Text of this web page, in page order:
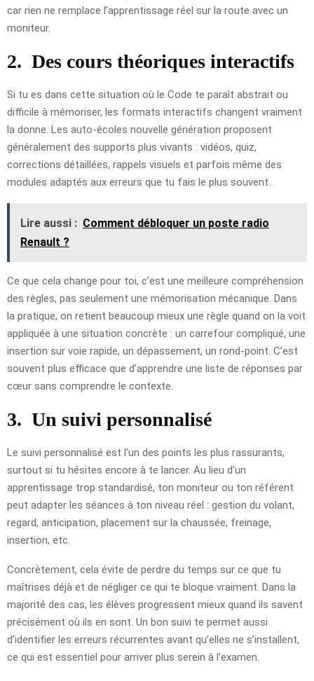
car rien ne remplace l’apprentissage réel sur la route avec un
moniteur.
2. Des cours théoriques interactifs
Si tu es dans cette situation où le Code te paraît abstrait ou
difficile à mémoriser, les formats interactifs changent vraiment
la donne. Les auto-écoles nouvelle génération proposent
généralement des supports plus vivants : vidéos, quiz,
corrections détaillées, rappels visuels et parfois même des
modules adaptés aux erreurs que tu fais le plus souvent.
Lire aussi : Comment débloquer un poste radio
Renault ?
Ce que cela change pour toi, c’est une meilleure compréhension
des règles, pas seulement une mémorisation mécanique. Dans
la pratique, on retient beaucoup mieux une règle quand on la voit
appliquée à une situation concrète : un carrefour compliqué, une
insertion sur voie rapide, un dépassement, un rond-point. C’est
souvent plus efficace que d’apprendre une liste de réponses par
cœur sans comprendre le contexte.
3. Un suivi personnalisé
Le suivi personnalisé est l’un des points les plus rassurants,
surtout si tu hésites encore à te lancer. Au lieu d’un
apprentissage trop standardisé, ton moniteur ou ton référent
peut adapter les séances à ton niveau réel : gestion du volant,
regard, anticipation, placement sur la chaussée, freinage,
insertion, etc.
Concrètement, cela évite de perdre du temps sur ce que tu
maîtrises déjà et de négliger ce qui te bloque vraiment. Dans la
majorité des cas, les élèves progressent mieux quand ils savent
précisément où ils en sont. Un bon suivi te permet aussi
d’identifier les erreurs récurrentes avant qu’elles ne s’installent,
ce qui est essentiel pour arriver plus serein à l’examen.